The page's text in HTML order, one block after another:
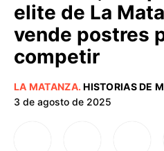
PROVINCIAS
elite de La
vende postres
competir
LA MATANZA.HISTORIAS DE
3 de agosto de 2025